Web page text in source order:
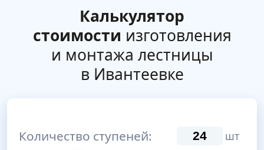
Калькулятор
стоимости изготовления
и монтажа лестницы
в Ивантеевке
Количество ступеней: шт